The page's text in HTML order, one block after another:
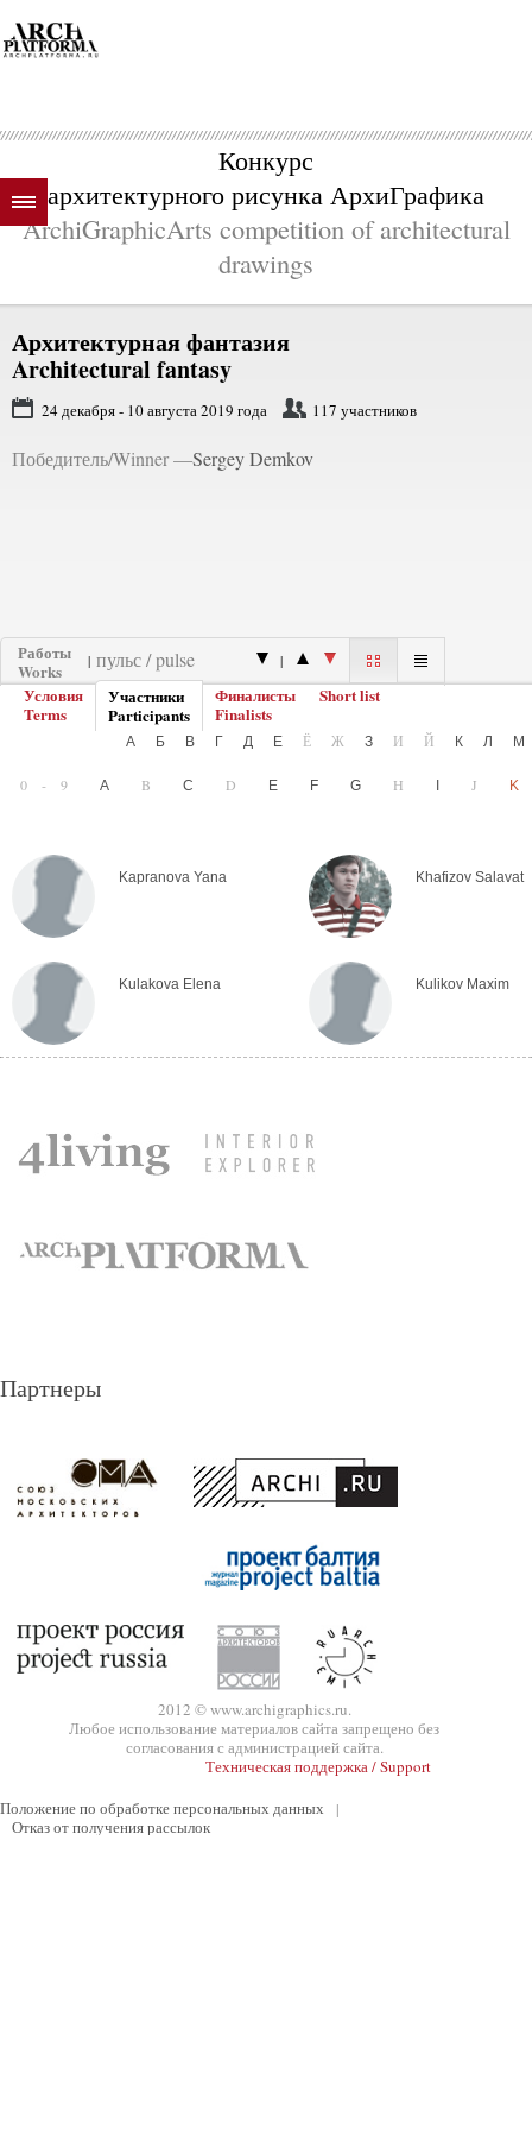
Конкурс
архитектурного рисунка АрхиГрафика
ArchiGraphicArts competition of architectural
drawings
Архитектурная фантазия
Architectural fantasy
24 декабря - 10 августа 2019 года 117 участников
Победитель/Winner —Sergey Demkov
Работы
Works
| |
Условия
Terms
Участники
Participants
Финалисты
Finalists
Short list
А Б В Г Д Е Ё Ж З И Й К Л М
0-9 A B C D E F G H J K
Kapranova Yana Khafizov Salavat
Kulakova Elena Kulikov Maxim
Партнеры
2012 © www.archigraphics.ru.
Любое использование материалов сайта запрещено без
согласования с администрацией сайта.
Техническая поддержка / Support
Положение по обработке персональных данных
|
Отказ от получения рассылок